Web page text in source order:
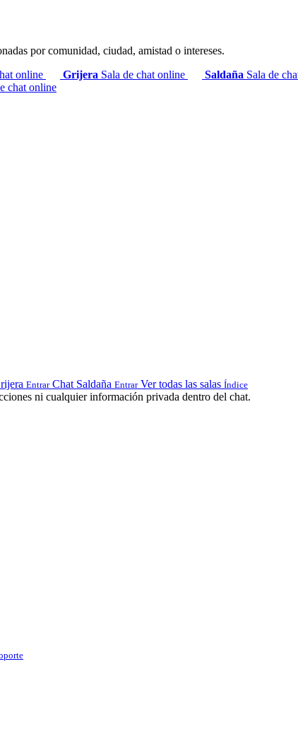
por comunidad, ciudad, amistad o intereses.
online Grijera Sala de chat online Saldaña Sala de
chat online
Entrar Chat Saldaña Entrar Ver todas las salas Índice
ni cualquier información privada dentro del chat.